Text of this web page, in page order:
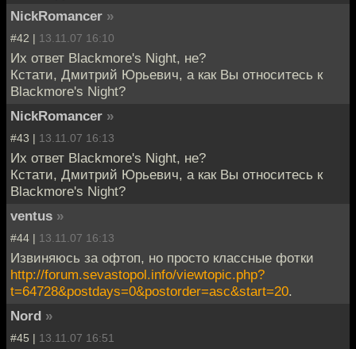
NickRomancer »
#42 | 13.11.07 16:10
Их ответ Blackmore's Night, не?
Кстати, Дмитрий Юрьевич, а как Вы относитесь к
Blackmore's Night?
NickRomancer »
#43 | 13.11.07 16:13
Их ответ Blackmore's Night, не?
Кстати, Дмитрий Юрьевич, а как Вы относитесь к
Blackmore's Night?
ventus »
#44 | 13.11.07 16:13
Извиняюсь за офтоп, но просто классные фотки
http://forum.sevastopol.info/viewtopic.php?
t=64728&postdays=0&postorder=asc&start=20.
Nord »
#45 | 13.11.07 16:51